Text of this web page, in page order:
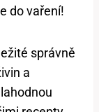
do vaření!
⁣správně
a